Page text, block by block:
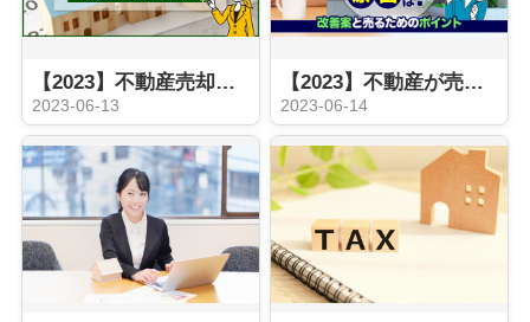
【2023】不動産売却が長引く原因とは何か？対処法と売却の期間について
2023-06-13
【2023】不動産が売れない原因とは？改善案と売るためのポイント
2023-06-14